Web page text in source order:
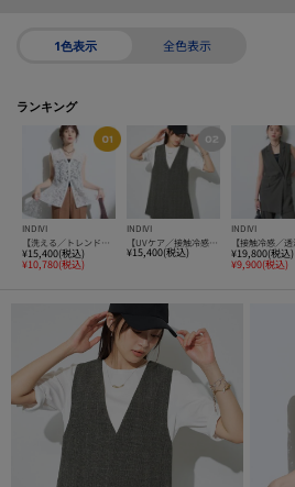
1色表示 全色表示
ランキング
INDIVI
【洗える／トレンド】マニッシュレースベスト
¥15,400(税込)
¥10,780(税込)
INDIVI
【UVケア／接触冷感】リネン風チュニックベスト
¥15,400(税込)
INDIVI
¥19,800(税込)
¥9,900(税込)